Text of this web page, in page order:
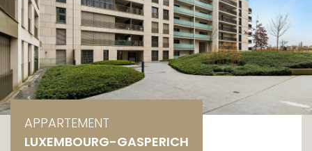
APPARTEMENT
LUXEMBOURG-GASPERICH